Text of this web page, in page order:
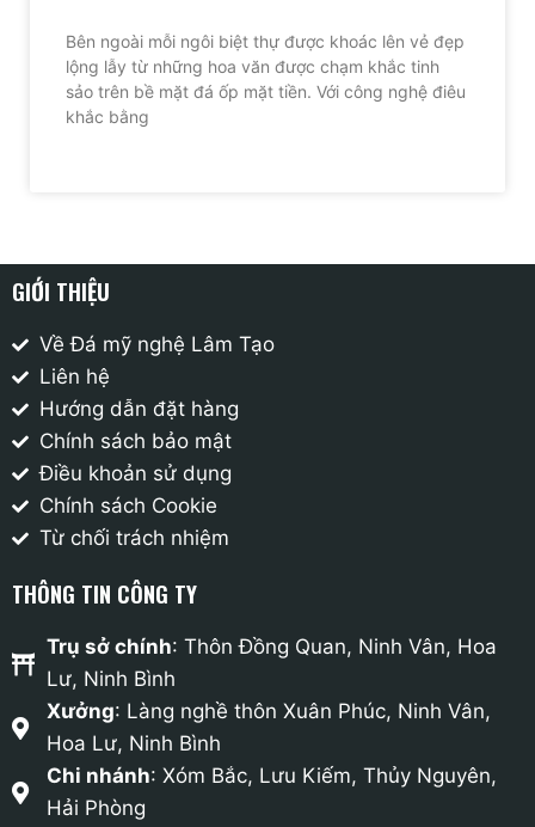
Bên ngoài mỗi ngôi biệt thự được khoác lên vẻ đẹp
lộng lẫy từ những hoa văn được chạm khắc tinh
sảo trên bề mặt đá ốp mặt tiền. Với công nghệ điêu
khắc bằng
GIỚI THIỆU
Về Đá mỹ nghệ Lâm Tạo
Liên hệ
Hướng dẫn đặt hàng
Chính sách bảo mật
Điều khoản sử dụng
Chính sách Cookie
Từ chối trách nhiệm
THÔNG TIN CÔNG TY
Trụ sở chính: Thôn Đồng Quan, Ninh Vân, Hoa
Lư, Ninh Bình
Xưởng: Làng nghề thôn Xuân Phúc, Ninh Vân,
Hoa Lư, Ninh Bình
Chi nhánh: Xóm Bắc, Lưu Kiếm, Thủy Nguyên,
Hải Phòng